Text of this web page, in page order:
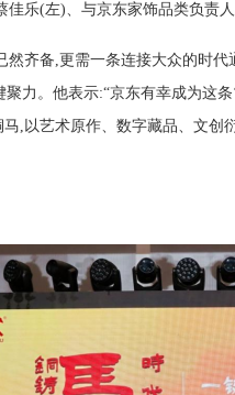
佳乐(左)、与京东家饰品类负责
然齐备,更需一条连接大众的时
力。他表示:“京东有幸成为这
,以艺术原作、数字藏品、文